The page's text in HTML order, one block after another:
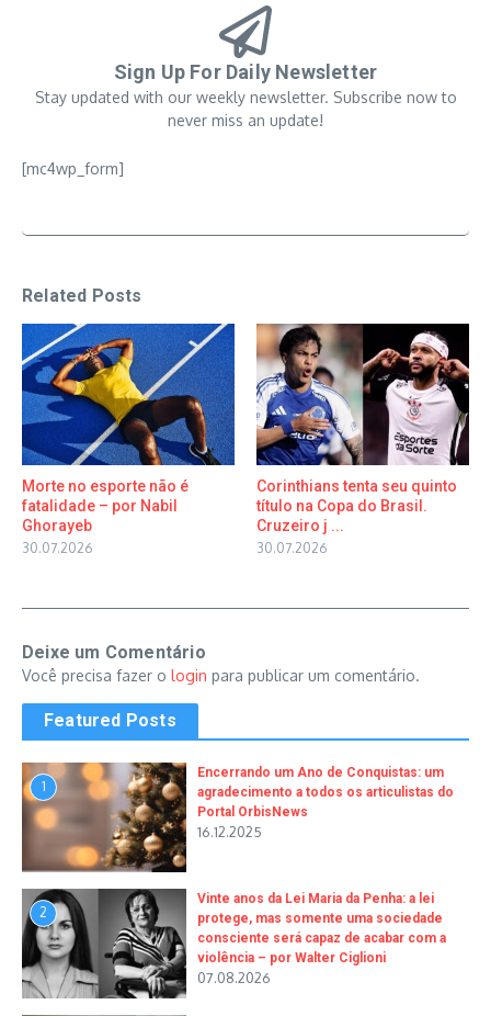
Sign Up For Daily Newsletter
Stay updated with our weekly newsletter. Subscribe now to
never miss an update!
[mc4wp_form]
Related Posts
Morte no esporte não é
fatalidade – por Nabil
Ghorayeb
30.07.2026
Corinthians tenta seu quinto
título na Copa do Brasil.
Cruzeiro j ...
30.07.2026
Deixe um Comentário
Você precisa fazer o login para publicar um comentário.
Featured Posts
1
Encerrando um Ano de Conquistas: um
agradecimento a todos os articulistas do
Portal OrbisNews
16.12.2025
2
Vinte anos da Lei Maria da Penha: a lei
protege, mas somente uma sociedade
consciente será capaz de acabar com a
violência – por Walter Ciglioni
07.08.2026